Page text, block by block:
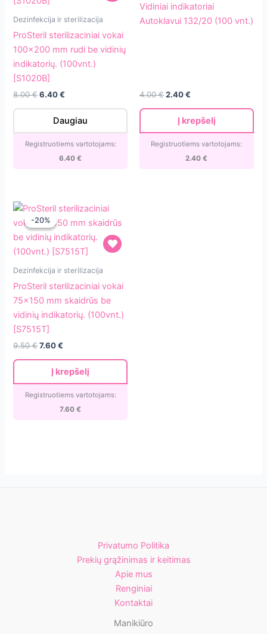
ProSteril
mm
rudi
be
(100vnt.)
Dezinfekcija ir sterilizacija
ProSteril sterilizaciniai vokai
100×200 mm rudi be vidinių
indikatorių. (100vnt.)
[S1020B]
8.00€6.40€
Daugiau
Registruotiems vartotojams:
6.40€
Vidiniai indikatoriai
Autoklavui 132/20 (100 vnt.)
4.00€Original
4.00 €.
2.40€
2.40 €.
Į krepšelį
Registruotiems vartotojams:
2.40€
-20%
ProSteril
mm
skaidrūs
be
vidinių
indikatorių.
(100vnt.)
-20%
Dezinfekcija ir sterilizacija
ProSteril sterilizaciniai vokai
75×150 mm skaidrūs be
vidinių indikatorių. (100vnt.)
[S7515T]
9.50€7.60€
Į krepšelį
Registruotiems vartotojams:
7.60€
Privatumo Politika
Prekių grąžinimas ir keitimas
Apie mus
Renginiai
Kontaktai
Manikiūro